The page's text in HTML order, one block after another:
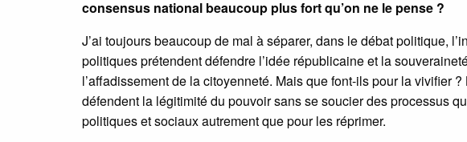
consensus national beaucoup plus fort qu’on ne le pense ?
J’ai toujours beaucoup de mal à séparer, dans le débat politique,
politiques prétendent défendre l’idée républicaine et la
l’affadissement de la citoyenneté. Mais que font-ils pour la vivifier
défendent la légitimité du pouvoir sans se soucier des processus
politiques et sociaux autrement que pour les réprimer.